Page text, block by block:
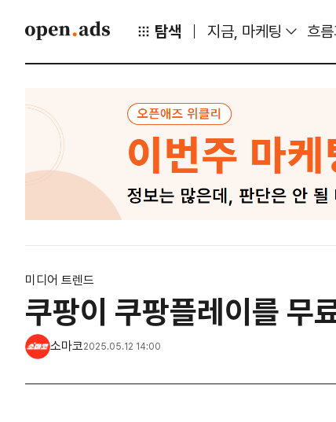
탐색 지금, 마케팅 흐
미디어 트렌드
쿠팡이 쿠팡플레이를 무
소마코2025.05.12 14:00